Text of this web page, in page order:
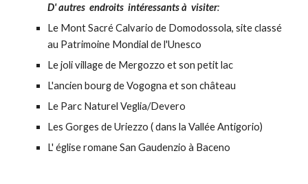
D' autres endroits intéressants à visiter:
Le Mont Sacré Calvario de Domodossola, site classé
au Patrimoine Mondial de l'Unesco
Le joli village de Mergozzo et son petit lac
L'ancien bourg de Vogogna et son château
Le Parc Naturel Veglia/Devero
Les Gorges de Uriezzo ( dans la Vallée Antigorio)
L' église romane San Gaudenzio à Baceno